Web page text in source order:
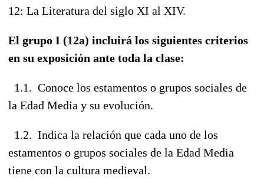
12: La Literatura del siglo XI al XIV.
El grupo I (12a) incluirá los siguientes criterios
en su exposición ante toda la clase:
1.1. Conoce los estamentos o grupos sociales de
la Edad Media y su evolución.
1.2. Indica la relación que cada uno de los
estamentos o grupos sociales de la Edad Media
tiene con la cultura medieval.